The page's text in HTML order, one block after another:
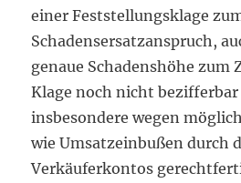
einer Feststellungsklage
Schadensersatzanspruch,
genaue Schadenshöhe zum
Klage noch nicht bezifferbar
insbesondere wegen
wie Umsatzeinbußen durch
Verkäuferkontos